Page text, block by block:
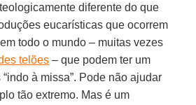
diferente do que
eucarísticas que ocorrem
todo o mundo – muitas vezes
telões – que podem ter um
à missa”. Pode não ajudar
tão extremo. Mas é um